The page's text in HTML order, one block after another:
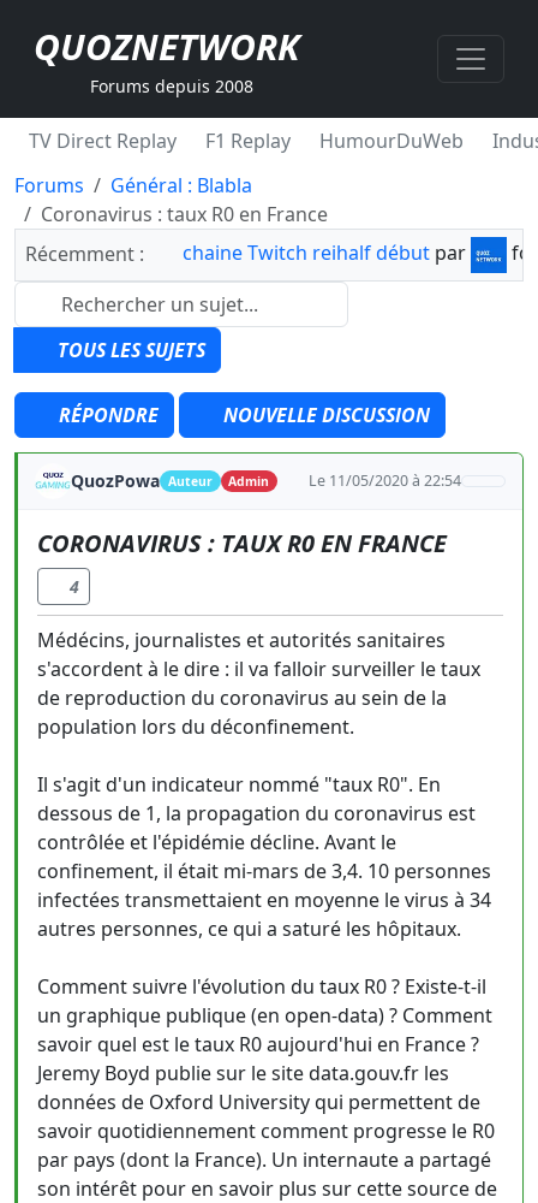
QUOZNETWORK
Forums depuis 2008
TV Direct Replay F1 Replay HumourDuWeb
Forums
Général : Blabla
Coronavirus : taux R0 en France
Récemment :
chaine Twitch reihalf début par
TOUS LES SUJETS
RÉPONDRE NOUVELLE DISCUSSION
QuozPowa Auteur Admin Le 11/05/2020 à 22:54
CORONAVIRUS : TAUX R0 EN FRANCE
4
Médécins, journalistes et autorités sanitaires
s'accordent à le dire : il va falloir surveiller le taux
de reproduction du coronavirus au sein de la
population lors du déconfinement.
Il s'agit d'un indicateur nommé "taux R0". En
dessous de 1, la propagation du coronavirus est
contrôlée et l'épidémie décline. Avant le
confinement, il était mi-mars de 3,4. 10 personnes
infectées transmettaient en moyenne le virus à 34
autres personnes, ce qui a saturé les hôpitaux.
Comment suivre l'évolution du taux R0 ? Existe-t-il
un graphique publique (en open-data) ? Comment
savoir quel est le taux R0 aujourd'hui en France ?
Jeremy Boyd publie sur le site data.gouv.fr les
données de Oxford University qui permettent de
savoir quotidiennement comment progresse le R0
par pays (dont la France). Un internaute a partagé
son intérêt pour en savoir plus sur cette source de